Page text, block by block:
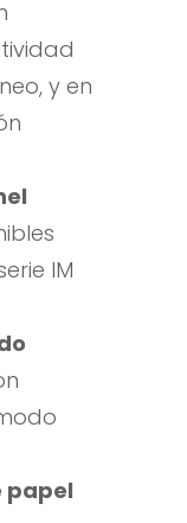
y en
IM
papel